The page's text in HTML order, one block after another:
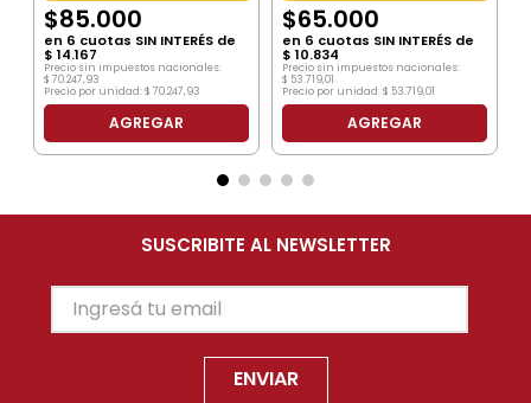
$85.000
en 6 cuotas SIN INTERÉS de
$ 14.167
Precio sin impuestos nacionales:
$ 70.247,93
Precio por unidad:$ 70.247,93
AGREGAR
$65.000
en 6 cuotas SIN INTERÉS de
$ 10.834
Precio sin impuestos nacionales:
$ 53.719,01
Precio por unidad:$ 53.719,01
AGREGAR
SUSCRIBITE AL NEWSLETTER
ENVIAR